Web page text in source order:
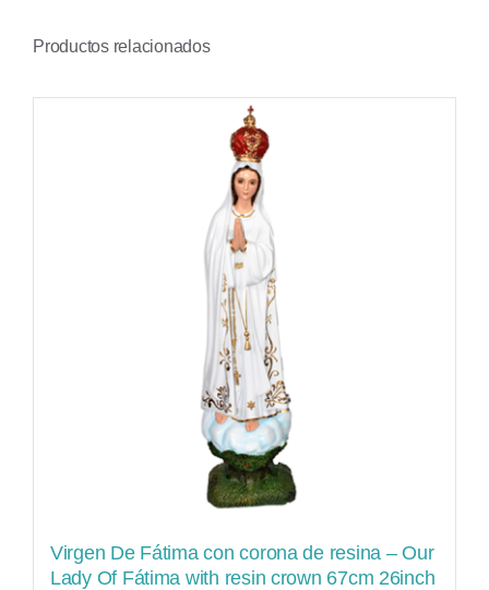
Productos relacionados
Virgen De Fátima con corona de resina – Our
Lady Of Fátima with resin crown 67cm 26inch